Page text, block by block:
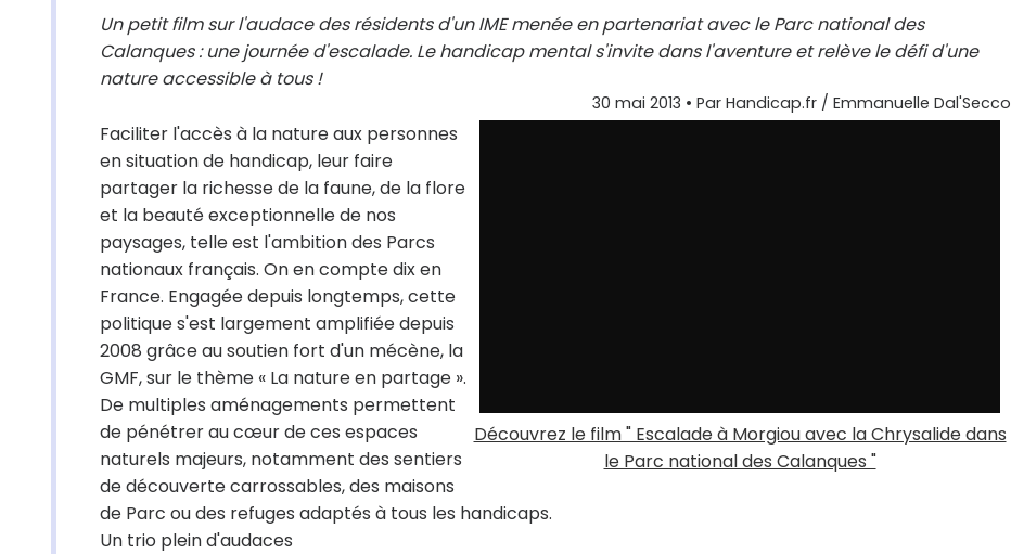
Un petit film sur l'audace des résidents d'un IME menée en partenariat avec le Parc national des
Calanques : une journée d'escalade. Le handicap mental s'invite dans l'aventure et relève le défi d'une
nature accessible à tous !
30 mai 2013 • Par Handicap.fr / Emmanuelle Dal'Secco
Découvrez le film " Escalade à Morgiou avec la Chrysalide dans
le Parc national des Calanques "
Faciliter l'accès à la nature aux personnes
en situation de handicap, leur faire
partager la richesse de la faune, de la flore
et la beauté exceptionnelle de nos
paysages, telle est l'ambition des Parcs
nationaux français. On en compte dix en
France. Engagée depuis longtemps, cette
politique s'est largement amplifiée depuis
2008 grâce au soutien fort d'un mécène, la
GMF, sur le thème « La nature en partage ».
De multiples aménagements permettent
de pénétrer au cœur de ces espaces
naturels majeurs, notamment des sentiers
de découverte carrossables, des maisons
de Parc ou des refuges adaptés à tous les handicaps.
Un trio plein d'audaces